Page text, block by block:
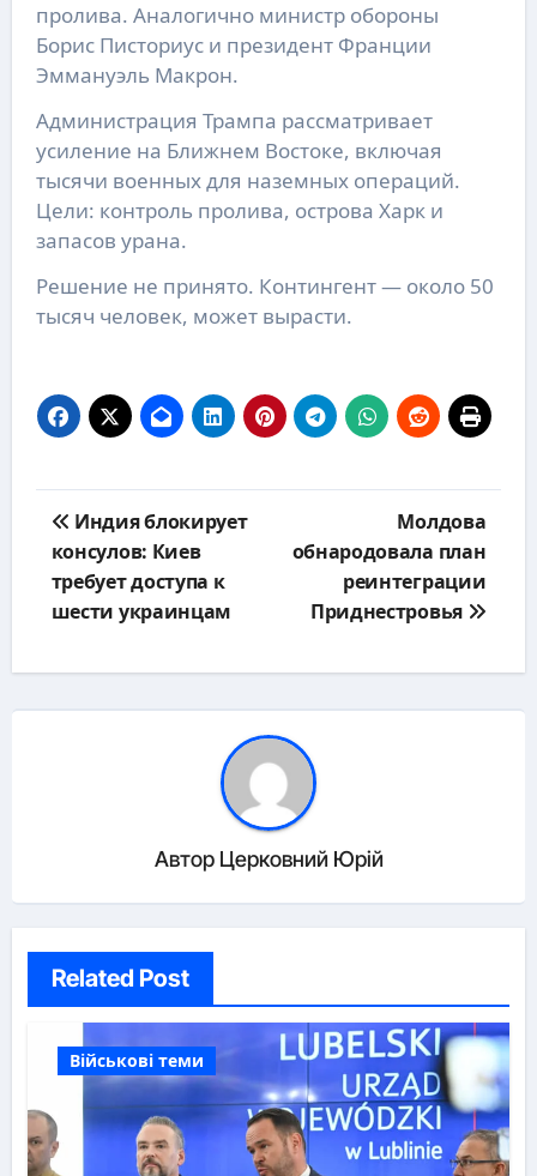
пролива. Аналогично министр обороны
Борис Писториус и президент Франции
Эммануэль Макрон.
Администрация Трампа рассматривает
усиление на Ближнем Востоке, включая
тысячи военных для наземных операций.
Цели: контроль пролива, острова Харк и
запасов урана.
Решение не принято. Контингент — около 50
тысяч человек, может вырасти.
по
записям
Индия блокирует
консулов: Киев
требует доступа к
шести украинцам
Молдова
обнародовала план
реинтеграции
Приднестровья
Автор Церковний Юрій
Related Post
Військові теми